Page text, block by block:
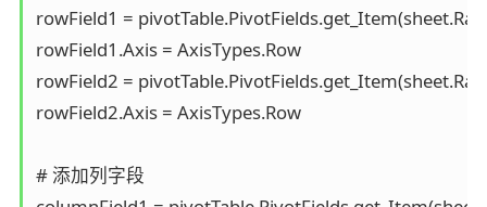
rowField1 =
rowField1.Axis = AxisTypes.Row
rowField2 =
rowField2.Axis = AxisTypes.Row
# 添加列字段